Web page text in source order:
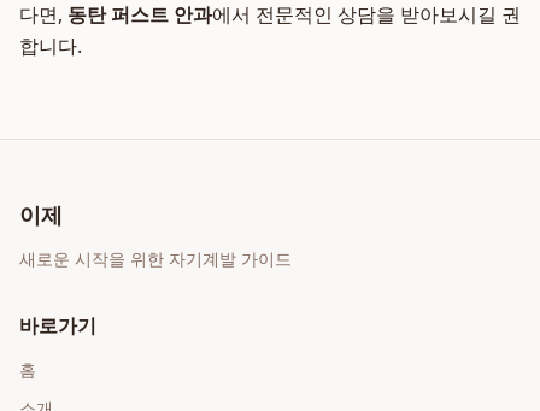
다면, 동탄 퍼스트 안과에서 전문적인 상담을 받아보시길 권
합니다.
이제
새로운 시작을 위한 자기계발 가이드
바로가기
홈